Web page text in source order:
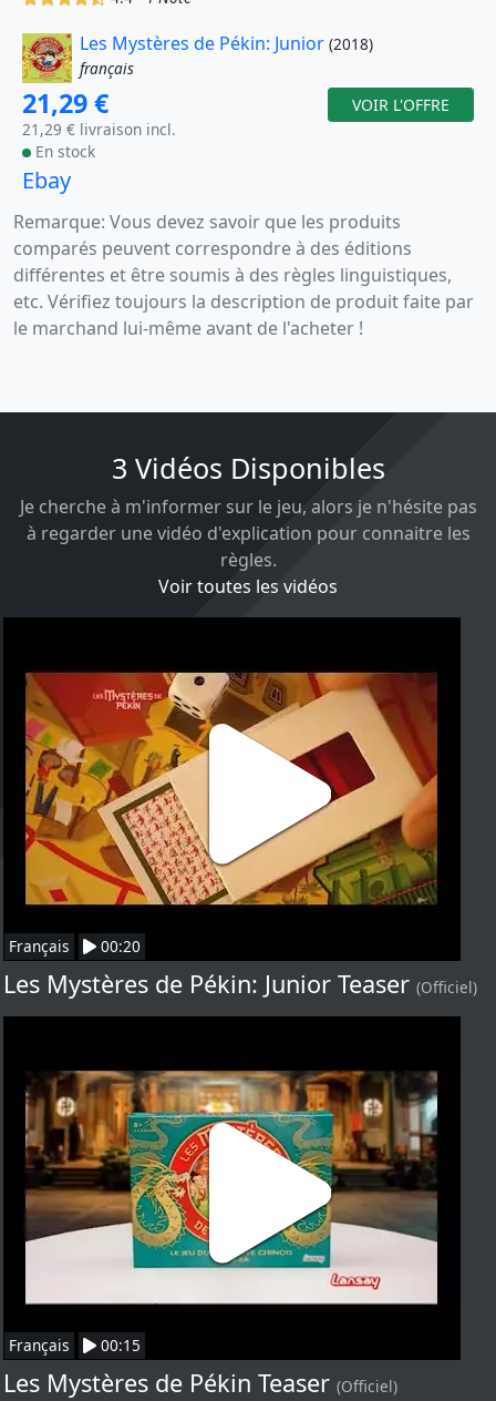
Les Mystères de Pékin: Junior (2018)
français
21,29 €
21,29 € livraison incl.
En stock
VOIR L'OFFRE
Ebay
Remarque: Vous devez savoir que les produits
comparés peuvent correspondre à des éditions
différentes et être soumis à des règles linguistiques,
etc. Vérifiez toujours la description de produit faite par
le marchand lui-même avant de l'acheter !
3 Vidéos Disponibles
Je cherche à m'informer sur le jeu, alors je n'hésite pas
à regarder une vidéo d'explication pour connaitre les
règles.
Voir toutes les vidéos
Français 00:20
Les Mystères de Pékin: Junior Teaser (Officiel)
Français 00:15
Les Mystères de Pékin Teaser (Officiel)